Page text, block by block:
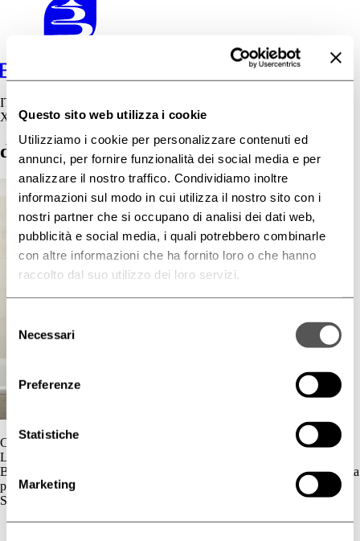
Questo sito web utilizza i cookie
Utilizziamo i cookie per personalizzare contenuti ed
annunci, per fornire funzionalità dei social media e per
analizzare il nostro traffico. Condividiamo inoltre
informazioni sul modo in cui utilizza il nostro sito con i
nostri partner che si occupano di analisi dei dati web,
pubblicità e social media, i quali potrebbero combinarle
con altre informazioni che ha fornito loro o che hanno
raccolto dal suo utilizzo dei loro servizi.
delNecessari
Preferenze
Statistiche
Marketing
IT
X
deodorant ie antitraspiranti differenza
Contatti
L'azienda
BIOGENA è un’azienda cosmetica la cui gamma di prodotti è dedicata
principalmente al benessere della pelle.
Skincare